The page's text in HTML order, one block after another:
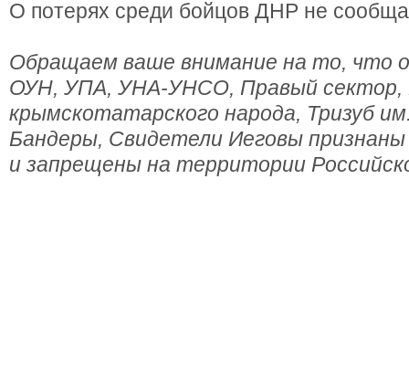
О потерях среди бойцов ДНР не
Обращаем ваше внимание на то, что
ОУН, УПА, УНА-УНСО, Правый сектор,
крымскотатарского народа, Тризуб
Бандеры, Свидетели Иеговы
и запрещены на территории